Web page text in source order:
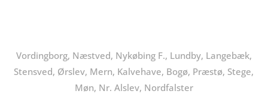
Vordingborg, Næstved, Nykøbing F., Lundby, Langebæk,
Stensved, Ørslev, Mern, Kalvehave, Bogø, Præstø, Stege,
Møn, Nr. Alslev, Nordfalster